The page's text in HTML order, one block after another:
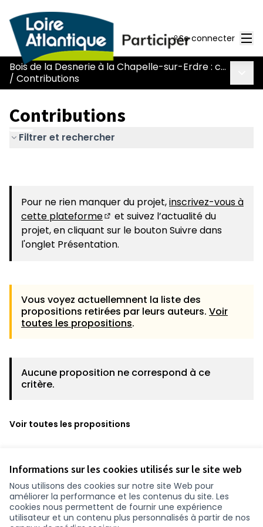
Informations sur les cookies utilisés sur le site web
Nous utilisons des cookies sur notre site Web pour
améliorer la performance et les contenus du site. Les
cookies nous permettent de fournir une expérience
utilisateur et un contenu plus personnalisés à partir de nos
Se connecter
Bois de la Desnerie à la Chapelle-sur-Erdre : comment concilier ouverture au public et préservation ?
/ Contributions
Contributions
Filtrer et rechercher
Pour ne rien manquer du projet,inscrivez-vous à
cette plateforme
(Nouvelle fenêtre)
et suivez l’actualité du
projet, en cliquant sur le bouton Suivre dans
l'onglet Présentation.
Vous voyez actuellemnent la liste des
propositions retirées par leurs auteurs. Voir
toutes les propositions.
Aucune proposition ne correspond à ce
critère.
Voir toutes les propositions